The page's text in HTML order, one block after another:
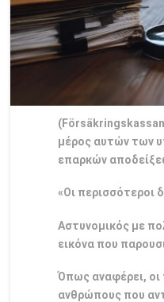
μέρος αυτών των
επαρκών
«Οι περισσότεροι
Αστυνομικός με
εικόνα που
Όπως αναφέρει, οι
ανθρώπους που